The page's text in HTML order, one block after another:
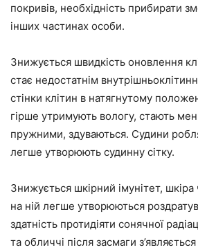
покривів, необхідність прибирати
інших частинах особи.
Знижується швидкість оновлення
стає недостатнім
стінки клітин в натягнутому
гірше утримують вологу, стають
пружними, здуваються. Судини
легше утворюють судинну сітку.
Знижується шкірний імунітет,
на ній легше утворюються
здатність протидіяти сонячної
та обличчі після засмаги